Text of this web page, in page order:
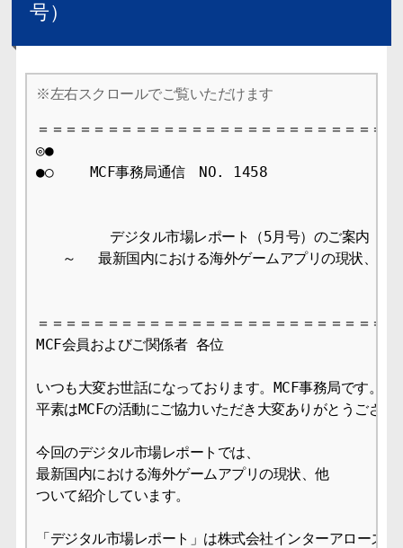
号）
＝＝＝＝＝＝＝＝＝＝＝＝＝＝＝＝＝＝＝＝＝＝＝＝＝
◎●
●○　　 MCF事務局通信　NO. 1458　　　　　　　
デジタル市場レポート（5月号）のご案内
～　 最新国内における海外ゲームアプリの現状、他
＝＝＝＝＝＝＝＝＝＝＝＝＝＝＝＝＝＝＝＝＝＝＝＝＝
MCF会員およびご関係者 各位
いつも大変お世話になっております。MCF事務局です。
平素はMCFの活動にご協力いただき大変ありがとうござい
今回のデジタル市場レポートでは、
最新国内における海外ゲームアプリの現状、他
ついて紹介しています。
「デジタル市場レポート」は株式会社インターアローズ